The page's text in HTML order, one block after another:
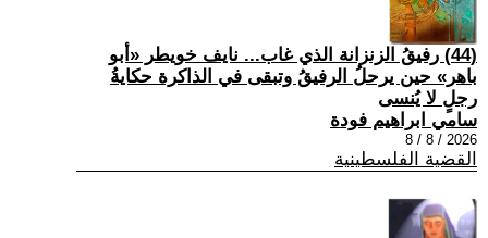
(44) رفيقُ الزنزانة الذي غاب... نايف خويطر «أبو
باهر» حين يرحلُ الرفيقُ وتبقى في الذاكرة حكايةُ
رجلٍ لا يُنسى
سامي ابراهيم فودة
2026 / 8 / 8
القضية الفلسطينية